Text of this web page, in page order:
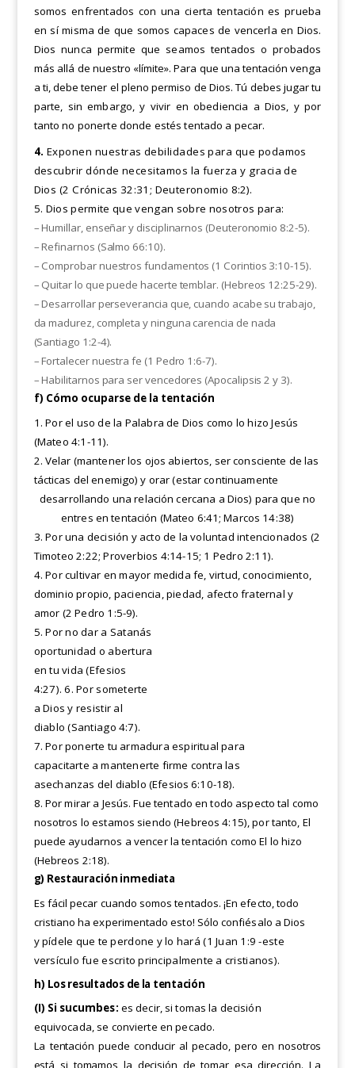
somos enfrentados con una cierta tentación es prueba
en símisma de que somos capaces de vencerla en Dios.
Dios nunca permite que seamos tentados o probados
más allá de nuestro «límite». Para que una tentación venga
a ti, debe tener el pleno permiso de Dios. Tú debes jugartu
parte, sin embargo, y vivir en obediencia a Dios, y por
tanto no ponerte donde estés tentado a pecar.
4. Exponen nuestras debilidades para que podamos
descubrir dónde necesitamos la fuerza y gracia de
Dios (2 Crónicas 32:31; Deuteronomio 8:2).
5. Dios permite que vengan sobre nosotros para:
– Humillar, enseñar y disciplinarnos (Deuteronomio 8:2-5).
– Refinarnos (Salmo 66:10).
– Comprobar nuestros fundamentos (1 Corintios 3:10-15).
– Quitar lo que puede hacerte temblar. (Hebreos 12:25-29).
– Desarrollar perseverancia que, cuando acabe su trabajo,
da madurez, completa y ninguna carencia de nada
(Santiago 1:2-4).
– Fortalecer nuestra fe (1 Pedro 1:6-7).
– Habilitarnos para ser vencedores (Apocalipsis 2 y 3).
f) Cómo ocuparse de la tentación
1. Por el uso de la Palabra de Dios como lo hizo Jesús
(Mateo 4:1-11).
2. Velar (mantener los ojos abiertos, ser consciente de las
tácticas del enemigo) y orar (estar continuamente
desarrollando una relación cercana a Dios) para que no
entres en tentación (Mateo 6:41; Marcos 14:38)
3. Por una decisión y acto de la voluntad intencionados (2
Timoteo 2:22; Proverbios 4:14-15; 1 Pedro 2:11).
4. Por cultivar en mayor medida fe, virtud, conocimiento,
dominio propio, paciencia, piedad, afecto fraternal y
amor (2 Pedro 1:5-9).
5. Por no dar a Satanás
oportunidad o abertura
en tu vida (Efesios
4:27). 6. Por someterte
a Dios y resistir al
diablo (Santiago4:7).
7. Por ponerte tu armadura espiritual para
capacitarte a mantenerte firme contra las
asechanzas del diablo (Efesios 6:10-18).
8. Por mirar a Jesús. Fue tentado en todo aspecto tal como
nosotros lo estamos siendo (Hebreos 4:15), por tanto, El
puede ayudarnos a vencer la tentación como El lo hizo
(Hebreos 2:18).
g) Restauración inmediata
Es fácil pecar cuando somos tentados. ¡En efecto, todo
cristiano ha experimentado esto! Sólo confiésalo a Dios
ypídele que te perdone y lo hará (1 Juan 1:9 -este
versículo fue escrito principalmente a cristianos).
h) Los resultados de la tentación
(I) Si sucumbes: es decir, si tomas la decisión
equivocada, se convierte en pecado.
La tentación puede conducir al pecado, pero en nosotros
está si tomamos la decisión de tomar esa dirección. La